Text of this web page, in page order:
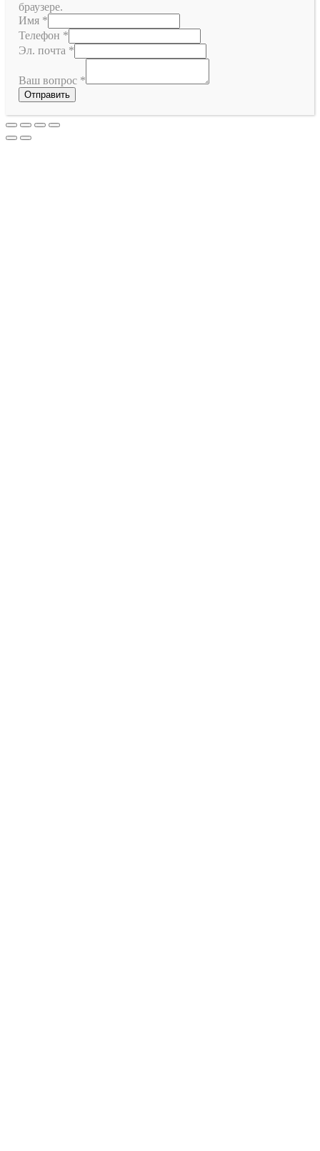
браузере.
Имя *
Телефон *
Эл. почта *
Ваш вопрос *
Отправить